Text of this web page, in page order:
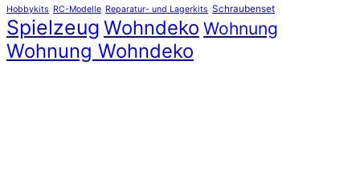
Hobbykits RC-Modelle Reparatur- und Lagerkits Schraubenset
Spielzeug Wohndeko Wohnung
Wohnung Wohndeko